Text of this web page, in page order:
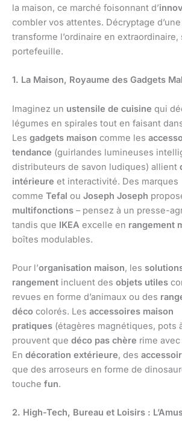
la maison, ce marché foisonnant d’
combler vos attentes. Décryptage
transforme l’ordinaire en
portefeuille.
1. La Maison, Royaume des Gadgets
Imaginez un ustensile de cuisine qui
légumes en spirales tout en faisant
Les gadgets maison comme les
tendance (guirlandes lumineuses
distributeurs de savon ludiques) allient
intérieure et interactivité. Des marques
comme Tefal ou Joseph Joseph
multifonctions – pensez à un presse-
tandis que IKEA excelle en rangement
boîtes modulables.
Pour l’organisation maison, les
rangement incluent des objets utiles
revues en forme d’animaux ou des
déco colorés. Les accessoires maison
pratiques (étagères magnétiques, pots
prouvent que déco pas chère rime
En décoration extérieure, des
que des arroseurs en forme de
touche fun.
2. High-Tech, Bureau et Loisirs :